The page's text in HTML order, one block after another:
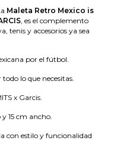
Maleta Retro Mexico is
, es el complemento
tenis y accesorios ya sea
por el fútbol.
lo que necesitas.
x Garcis.
15 cm ancho.
con estilo y funcionalidad